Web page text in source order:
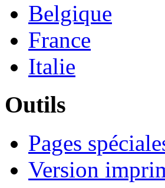
Belgique
France
Italie
Outils
Pages
Version